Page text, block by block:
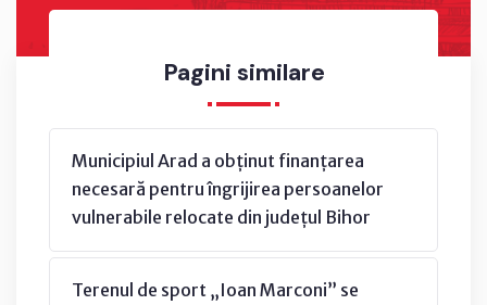
Pagini similare
Municipiul Arad a obținut finanțarea
necesară pentru îngrijirea persoanelor
vulnerabile relocate din județul Bihor
Terenul de sport „Ioan Marconi” se